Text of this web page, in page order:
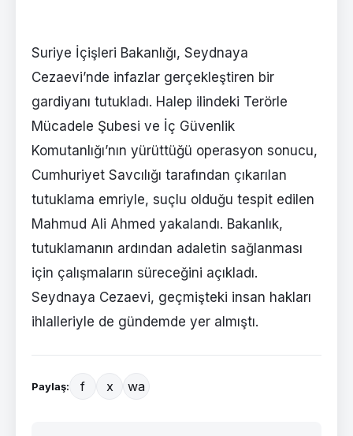
Suriye İçişleri Bakanlığı, Seydnaya
Cezaevi’nde infazlar gerçekleştiren bir
gardiyanı tutukladı. Halep ilindeki Terörle
Mücadele Şubesi ve İç Güvenlik
Komutanlığı’nın yürüttüğü operasyon sonucu,
Cumhuriyet Savcılığı tarafından çıkarılan
tutuklama emriyle, suçlu olduğu tespit edilen
Mahmud Ali Ahmed yakalandı. Bakanlık,
tutuklamanın ardından adaletin sağlanması
için çalışmaların süreceğini açıkladı.
Seydnaya Cezaevi, geçmişteki insan hakları
ihlalleriyle de gündemde yer almıştı.
Paylaş: f x wa